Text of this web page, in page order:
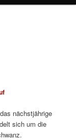
nächstjährige
sich um die